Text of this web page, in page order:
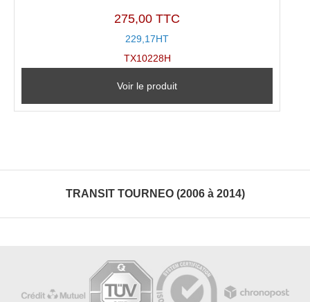
275,00 TTC
229,17HT
TX10228H
Voir le produit
TRANSIT TOURNEO (2006 à 2014)